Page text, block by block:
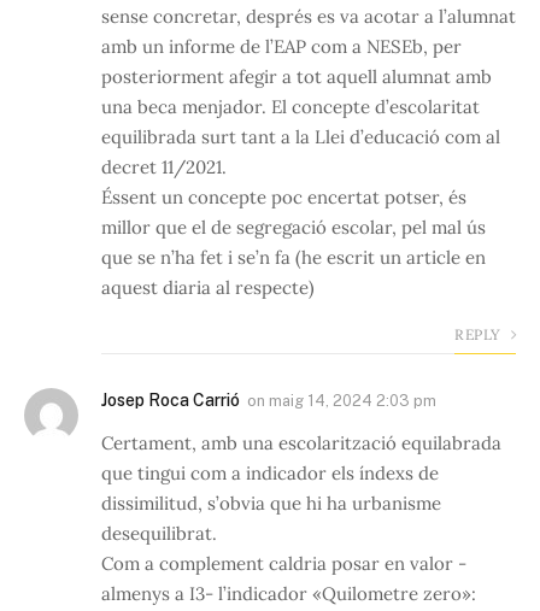
sense concretar, després es va acotar a l’alumnat
amb un informe de l’EAP com a NESEb, per
posteriorment afegir a tot aquell alumnat amb
una beca menjador. El concepte d’escolaritat
equilibrada surt tant a la Llei d’educació com al
decret 11/2021.
Éssent un concepte poc encertat potser, és
millor que el de segregació escolar, pel mal ús
que se n’ha fet i se’n fa (he escrit un article en
aquest diaria al respecte)
REPLY
Josep Roca Carrió on maig 14, 2024 2:03 pm
Certament, amb una escolarització equilabrada
que tingui com a indicador els índexs de
dissimilitud, s’obvia que hi ha urbanisme
desequilibrat.
Com a complement caldria posar en valor -
almenys a I3- l’indicador «Quilometre zero»: